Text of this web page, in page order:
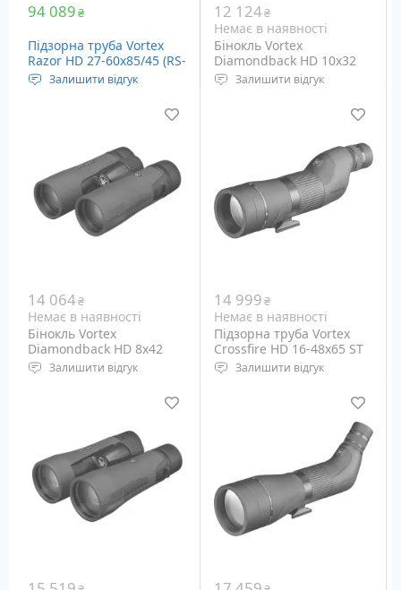
94 089₴
Підзорна труба Vortex
Razor HD 27-60x85/45 (RS-
85A)Залишити відгук
Діаметр об'єктива: 85 мм
Кратність наближення:
27x - 60x
12 124₴
Немає в наявності
Бінокль Vortex
Diamondback HD 10x32
Залишити відгук
Кратність наближення:
Діаметр об'єктива: 32 мм
Кут огляду: 6.5 °
Вага: 454 грам
14 064₴
Немає в наявності
Бінокль Vortex
Diamondback HD 8x42
Залишити відгук
Кратність наближення:
Діаметр об'єктива: 42 мм
Кут огляду: 7.5 °
Вага: 618 грам
14 999₴
Немає в наявності
Підзорна труба Vortex
Crossfire HD 16-48x65 ST
(CF-65S)
Залишити відгук
Діаметр об'єктива: 65 мм
Кратність наближення: